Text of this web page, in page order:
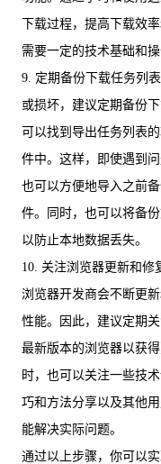
下载过程，提高下载效
需要一定的技术基础和操
9. 定期备份下载任务列
或损坏，建议定期备份
可以找到导出任务列表
件中。这样，即使遇到
也可以方便地导入之前
件。同时，也可以将备
以防止本地数据丢失。
10. 关注浏览器更新和修
浏览器开发商会不断更
性能。因此，建议定期
最新版本的浏览器以获
时，也可以关注一些技
巧和方法分享以及其他
能解决实际问题。
通过以上步骤，你可以